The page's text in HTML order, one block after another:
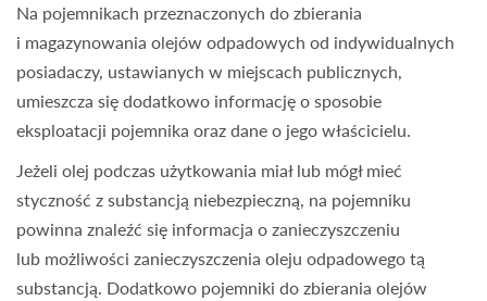
Na pojemnikach przeznaczonych do zbierania
i magazynowania olejów odpadowych od indywidualnych
posiadaczy, ustawianych w miejscach publicznych,
umieszcza się dodatkowo informację o sposobie
eksploatacji pojemnika oraz dane o jego właścicielu.
Jeżeli olej podczas użytkowania miał lub mógł mieć
styczność z substancją niebezpieczną, na pojemniku
powinna znaleźć się informacja o zanieczyszczeniu
lub możliwości zanieczyszczenia oleju odpadowego tą
substancją. Dodatkowo pojemniki do zbierania olejów